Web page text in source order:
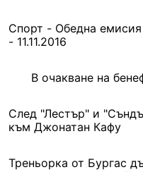
Спорт - Обедна
- 11.11.2016
В очакване на
След "Лестър" и
към Джонатан Кафу
Треньорка от Бургас